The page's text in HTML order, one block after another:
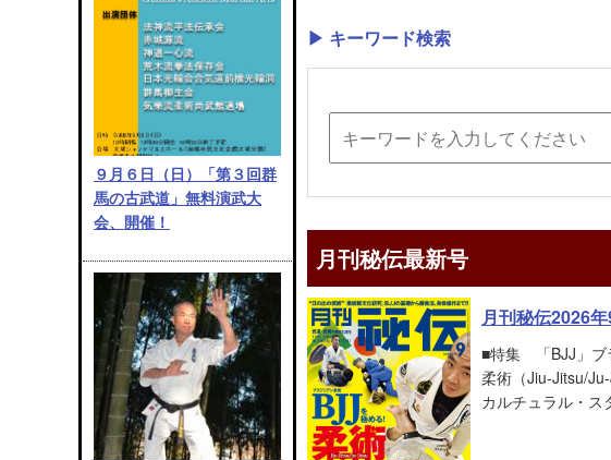
９月６日（日）「第３回群
馬の古武道」無料演武大
会、開催！
▶ キーワード検索
月刊秘伝最新号
月刊秘伝2026
■特集 「BJJ」ブ
柔術（Jiu-Jitsu/Ju-
カルチュラル・ス